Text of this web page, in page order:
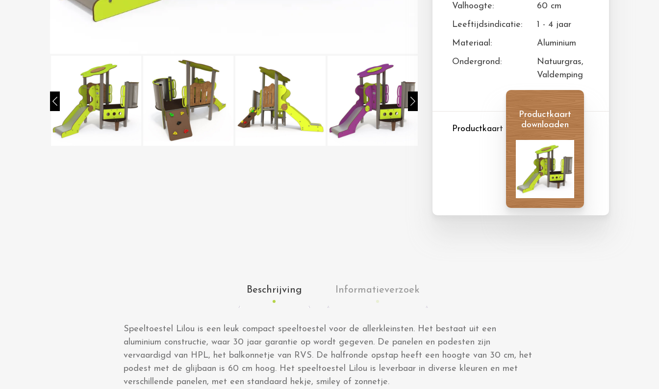
Valhoogte:
60 cm
Leeftijdsindicatie:
1 - 4 jaar
Materiaal:
Aluminium
Ondergrond:
Natuurgras,
Valdemping
Productkaart
Productkaart
downloaden
Beschrijving Informatieverzoek
Speeltoestel Lilou is een leuk compact speeltoestel voor de allerkleinsten. Het bestaat uit een
aluminium constructie, waar 30 jaar garantie op wordt gegeven. De panelen en podesten zijn
vervaardigd van HPL, het balkonnetje van RVS. De halfronde opstap heeft een hoogte van 30 cm, het
podest met de glijbaan is 60 cm hoog. Het speeltoestel Lilou is leverbaar in diverse kleuren en met
verschillende panelen, met een standaard hekje, smiley of zonnetje.